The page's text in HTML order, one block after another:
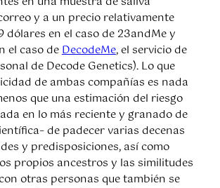
y a un precio relativamente
dólares en el caso de 23andMe y
el caso deDecodeMe, el servicio de
de Decode Genetics). Lo que
de ambas compañías es nada
que una estimación del riesgo
en lo más reciente y granado de
de padecer varias decenas
y predisposiciones, así como
propios ancestros y las similitudes
otras personas que también se